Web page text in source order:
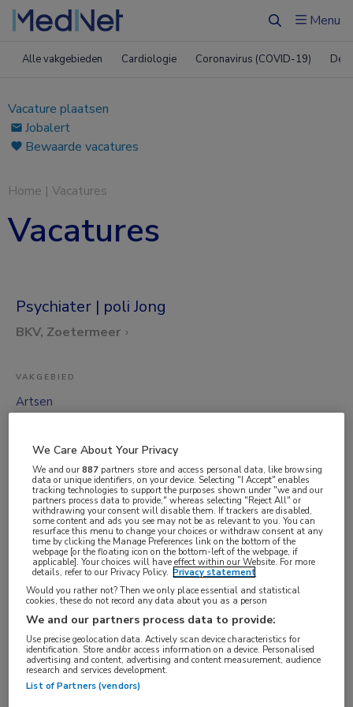
ZoekenMenu
Alle vakgebieden Cardiologie Coronavirus (COVID-19)
Vacature plaatsen
Jobalert
Bewaarde vacatures
Home | Vacatures
Vacatures
Psychiater | poli Jong
BKV, Zoetermeer
VAKGEBIED
Artsen
Psychiater
BRANCHE
Zelfstandige kliniek
AANSTELLING
Niet nader bepaald
PLAATSINGSDATUM
6 november 2025
NIVEAU
WO
ERVARING
Ervaren
DIENSTVERBAND
We Care About Your Privacy
We and our887 partners store and access personal data, like browsing
data or unique identifiers, on your device. Selecting "I Accept" enables
tracking technologies to support the purposes shown under "we and our
partners process data to provide," whereas selecting "Reject All" or
withdrawing your consent will disable them. If trackers are disabled,
some content and ads you see may not be as relevant to you. You can
resurface this menu to change your choices or withdraw consent at any
time by clicking the Manage Preferences link on the bottom of the
webpage [or the floating icon on the bottom-left of the webpage, if
applicable]. Your choices will have effect within our Website. For more
details, refer to our Privacy Policy. Privacy statement
Would you rather not? Then we only place essential and statistical
cookies, these do not record any data about you as a person
We and our partners process data to provide:
Use precise geolocation data. Actively scan device characteristics for
identification. Store and/or access information on a device. Personalised
advertising and content, advertising and content measurement, audience
research and services development.
List of Partners (vendors)